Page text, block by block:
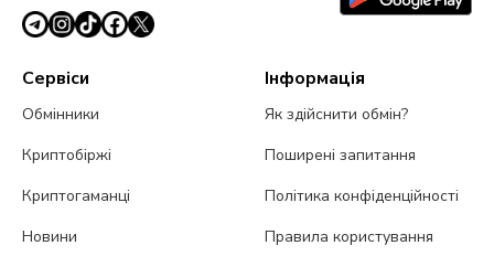
Сервіси
Обмінники
Криптобіржі
Криптогаманці
Новини
Інформація
Як здійснити обмін?
Поширені запитання
Політика конфіденційності
Правила користування